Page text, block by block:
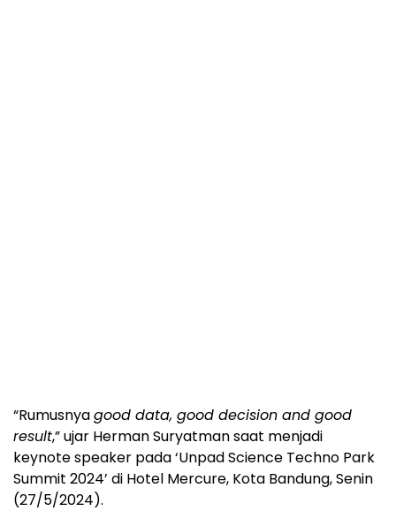
“Rumusnyagood data, good decision and good
result,” ujar Herman Suryatman saat menjadi
keynote speaker pada ‘Unpad Science Techno Park
Summit 2024’ di Hotel Mercure, Kota Bandung, Senin
(27/5/2024).